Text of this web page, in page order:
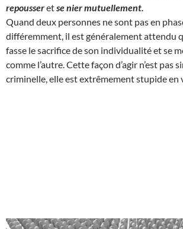
repousseretse nier mutuellement.
Quand deux personnes ne sont pas en
différemment, il est généralement attendu
fasse le sacrifice de son individualité et se
comme l’autre. Cette façon d’agir n’est pas
criminelle, elle est extrêmement stupide en